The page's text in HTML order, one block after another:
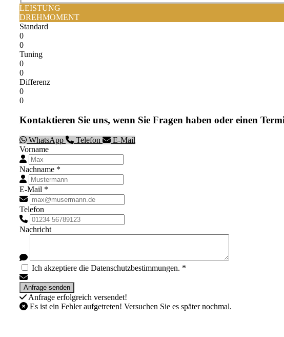
LEISTUNG
DREHMOMENT
Standard
0
0
Tuning
0
0
Differenz
0
0
Kontaktieren Sie uns, wenn Sie Fragen haben oder einen
WhatsApp Telefon
E-Mail
Vorname
Nachname *
E-Mail *
Telefon
Nachricht
Ich akzeptiere die Datenschutzbestimmungen. *
Anfrage erfolgreich versendet!
Es ist ein Fehler aufgetreten! Versuchen Sie es später nochmal.